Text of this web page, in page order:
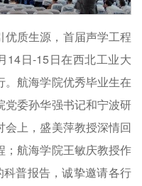
优质生源，首届声学工程
14日-15日在西北工业大
航海学院优秀毕业生在
党委孙华强书记和宁波研
会上，盛美萍教授深情回
；航海学院王敏庆教授作
科普报告，诚挚邀请各行